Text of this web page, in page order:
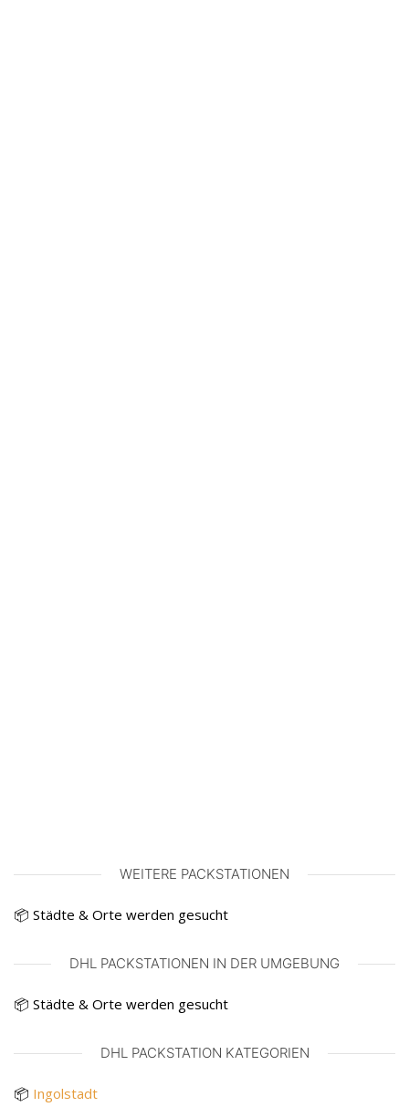
WEITERE PACKSTATIONEN
📦 Städte & Orte werden gesucht
DHL PACKSTATIONEN IN DER UMGEBUNG
📦 Städte & Orte werden gesucht
DHL PACKSTATION KATEGORIEN
📦 Ingolstadt